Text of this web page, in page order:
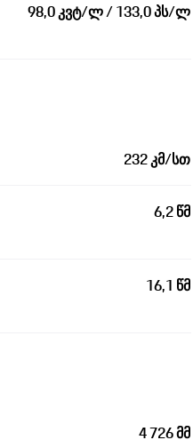
98,0 კვტ/ლ / 133,0 პს/ლ
232 კმ/სთ
6,2 წმ
16,1 წმ
4 726 მმ